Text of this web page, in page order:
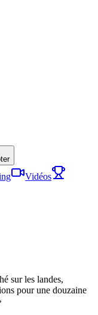
Vidéos
sur les landes,
pour une douzaine